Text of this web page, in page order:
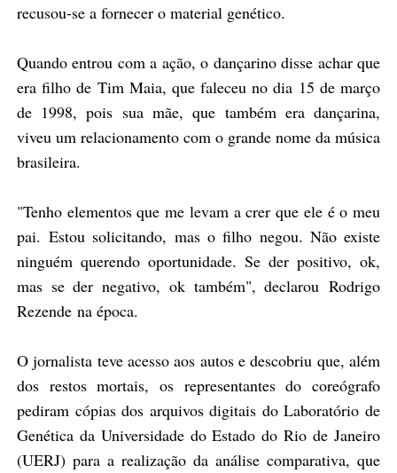
recusou-se a fornecer o material genético.
Quando entrou com a ação, o dançarino disse achar que
era filho de Tim Maia, que faleceu no dia 15 de março
de 1998, pois sua mãe, que também era dançarina,
viveu um relacionamento com o grande nome da música
brasileira.
"Tenho elementos que me levam a crer que ele é o meu
pai. Estou solicitando, mas o filho negou. Não existe
ninguém querendo oportunidade. Se der positivo, ok,
mas se der negativo, ok também", declarou Rodrigo
Rezende na época.
O jornalista teve acesso aos autos e descobriu que, além
dos restos mortais, os representantes do coreógrafo
pediram cópias dos arquivos digitais do Laboratório de
Genética da Universidade do Estado do Rio de Janeiro
(UERJ) para a realização da análise comparativa, que